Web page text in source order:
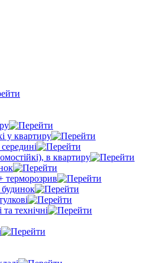
у квартиру
в квартиру
терморозрив
будинок
технічні